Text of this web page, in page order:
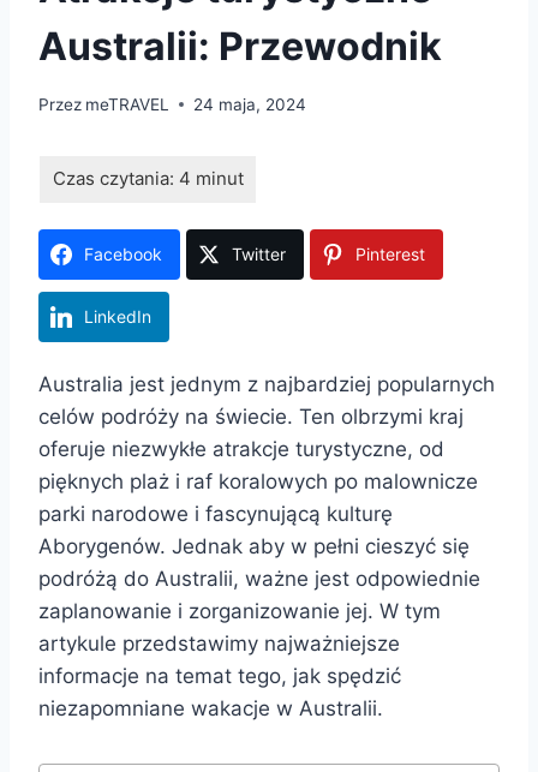
Australii: Przewodnik
Przez meTRAVEL 24 maja, 2024
Facebook Twitter Pinterest
LinkedIn
Australia jest jednym z najbardziej popularnych
celów podróży na świecie. Ten olbrzymi kraj
oferuje niezwykłe atrakcje turystyczne, od
pięknych plaż i raf koralowych po malownicze
parki narodowe i fascynującą kulturę
Aborygenów. Jednak aby w pełni cieszyć się
podróżą do Australii, ważne jest odpowiednie
zaplanowanie i zorganizowanie jej. W tym
artykule przedstawimy najważniejsze
informacje na temat tego, jak spędzić
niezapomniane wakacje w Australii.